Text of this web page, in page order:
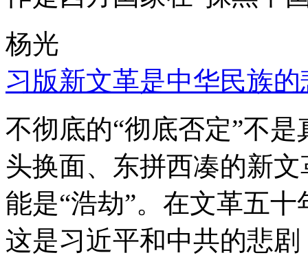
杨光
习版新文革是中华民族的
不彻底的“彻底否定”不
头换面、东拼西凑的新
能是“浩劫”。在文革五
这是习近平和中共的悲